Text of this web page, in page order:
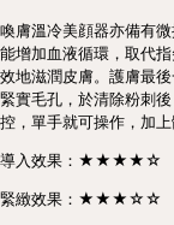
喚膚溫冷美顔器亦備有
能增加血液循環，取代
效地滋潤皮膚。護膚最
緊實毛孔，於清除粉刺
控，單手就可操作，加
導入效果：★★★★☆
緊緻效果：★★★☆☆